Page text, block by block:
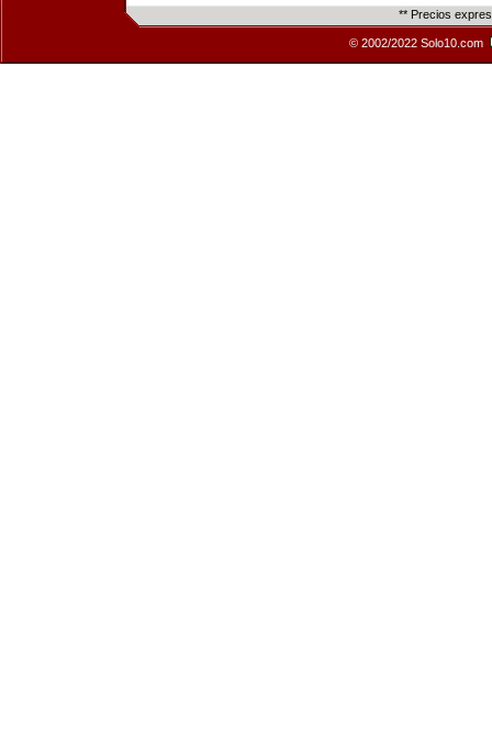
** Precios
© 2002/2022 Solo10.com